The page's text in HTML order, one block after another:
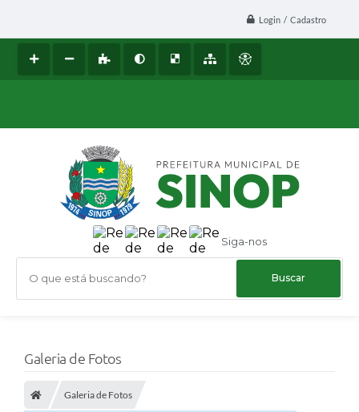
Login / Cadastro
Siga-nos
O que está buscando?
Galeria de Fotos
Galeria de Fotos